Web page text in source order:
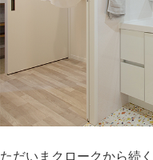
ただいまクロークから続